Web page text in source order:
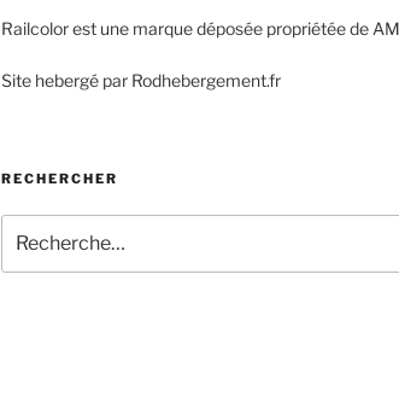
Railcolor est une marque déposée propriétée de
Site hebergé par Rodhebergement.fr
RECHERCHER
pour
: